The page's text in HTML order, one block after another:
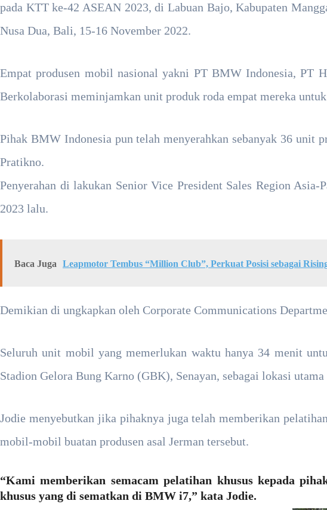
pada KTT ke-42 ASEAN 2023, di Labuan Bajo, Kabupaten
Nusa Dua, Bali, 15-16 November 2022.
Empat produsen mobil nasional yakni PT BMW Indonesia,
Berkolaborasi meminjamkan unit produk roda empat mereka
Pihak BMW Indonesia pun telah menyerahkan sebanyak 36 unit
Pratikno.
Penyerahan di lakukan Senior Vice President Sales Region
2023 lalu.
Baca Juga Leapmotor Tembus “Million Club”, Perkuat Posisi sebagai
Demikian di ungkapkan oleh Corporate Communications
Seluruh unit mobil yang memerlukan waktu hanya 34 menit
Stadion Gelora Bung Karno (GBK), Senayan, sebagai lokasi
Jodie menyebutkan jika pihaknya juga telah memberikan
mobil-mobil buatan produsen asal Jerman tersebut.
“Kami memberikan semacam pelatihan khusus kepada
khusus yang di sematkan di BMW i7,” kata Jodie.